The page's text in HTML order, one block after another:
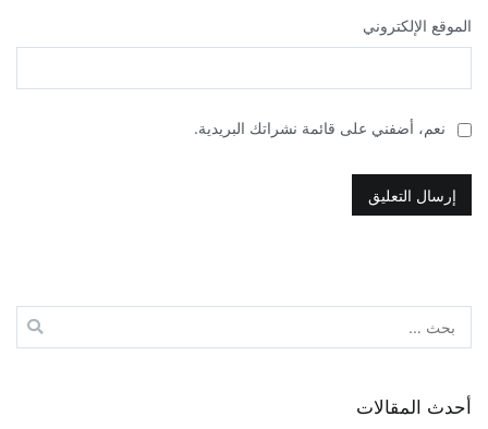
الموقع الإلكتروني
نعم، أضفني على قائمة نشراتك البريدية.
عن:
أحدث المقالات